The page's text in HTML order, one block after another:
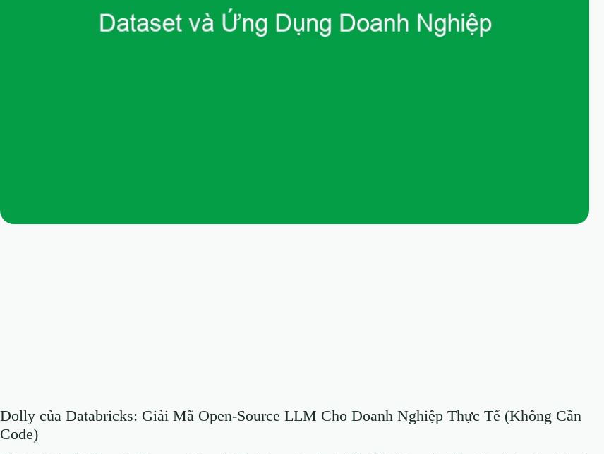
Dolly của Databricks: Giải Mã Open-Source LLM Cho Doanh Nghiệp Thực Tế (Không Cần
Code)